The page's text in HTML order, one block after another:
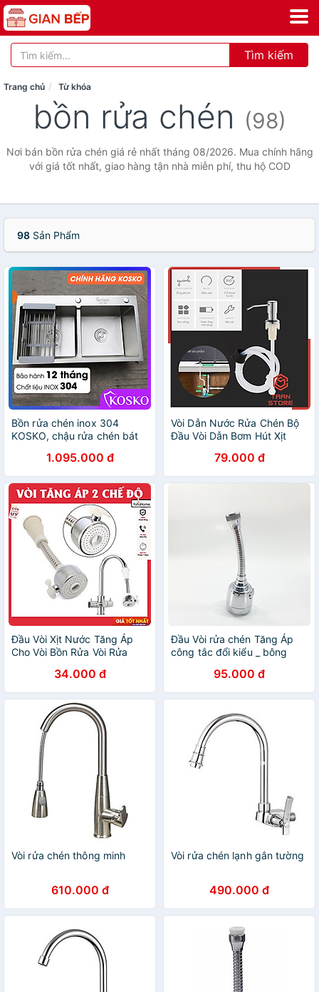
Tìm kiếm
Trang chủ Từ khóa
bồn rửa chén (98)
Nơi bán bồn rửa chén giá rẻ nhất tháng 08/2026. Mua chính hãng
với giá tốt nhất, giao hàng tận nhà miễn phí, thu hộ COD
98 Sản Phẩm
Bồn rửa chén inox 304
KOSKO, chậu rửa chén bát
nhiều loại vòi nước rửa chén
1.095.000 đ
Vòi Dẫn Nước Rửa Chén Bộ
Đầu Vòi Dẫn Bơm Hút Xịt
Bát Gắn Bồn Rửa Bát
79.000 đ
Đầu Vòi Xịt Nước Tăng Áp
Cho Vòi Bồn Rửa Vòi Rửa
Tăng Áp Xoay 360 Độ Điều
Chỉnh Thoải Mái
34.000 đ
Đầu Vòi rửa chén Tăng Áp
công tắc đổi kiểu _ bông
vòi rửa bát tăng áp lực nước
2 chế độ phun_đầu tăng áp
rửa chén bát nhựa ABS si
inox cao cấp_ đầu vòi rửa
chén tăng áp_ vòi rửa chén
đa năng
95.000 đ
Vòi rửa chén thông minh
610.000 đ
Vòi rửa chén lạnh gắn tường
490.000 đ